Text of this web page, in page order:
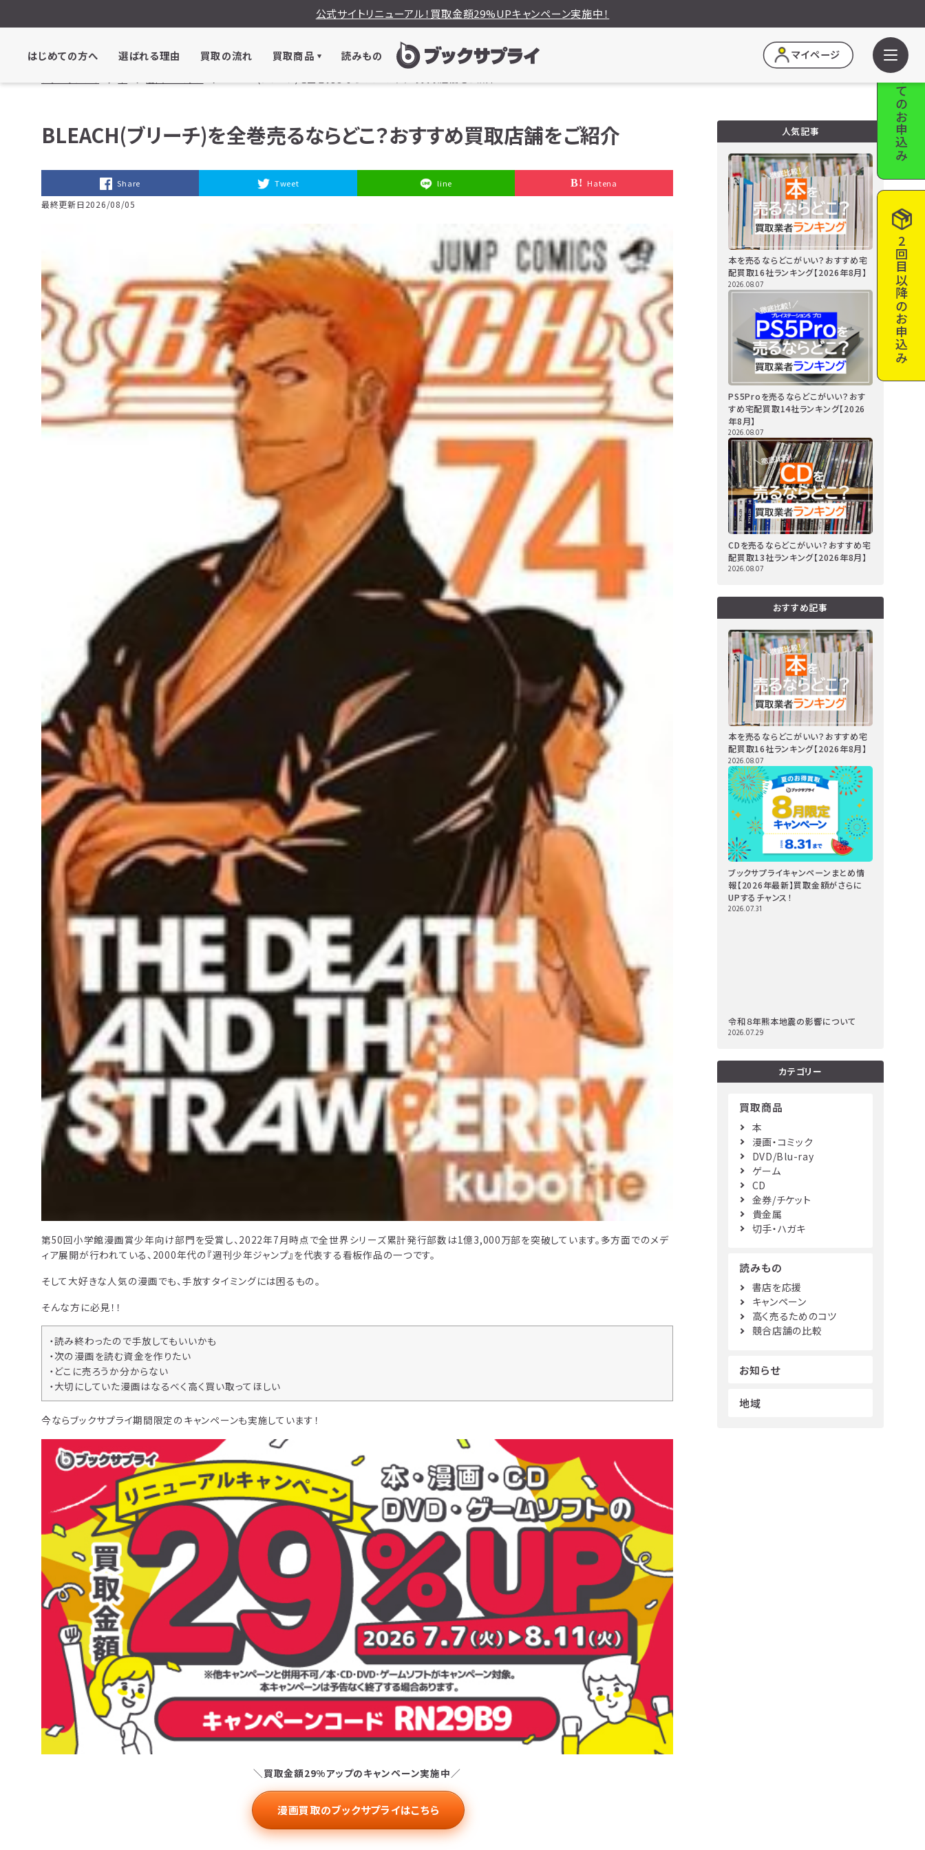
公式サイトリニューアル！買取金額29%UPキャンペーン実施中！
はじめての方へ 選ばれる理由 買取の流れ 買取商品 読みもの マイページ はじめての
お申込み
2回目以降の
お申込み
BLEACH(ブリーチ)を全巻売るならどこ？おすすめ買取店舗をご紹介
Share Tweet line Hatena
最終更新日2026/08/05
第50回小学館漫画賞少年向け部門を受賞し、2022年7月時点で全世界シリーズ累計発行部数は1億3,000万部を突破しています。多方面でのメデ
ィア展開が行われている、2000年代の『週刊少年ジャンプ』を代表する看板作品の一つです。
そして大好きな人気の漫画でも、手放すタイミングには困るもの。
そんな方に必見！！
・読み終わったので手放してもいいかも
・次の漫画を読む資金を作りたい
・どこに売ろうか分からない
・大切にしていた漫画はなるべく高く買い取ってほしい
今ならブックサプライ期間限定のキャンペーンも実施しています！
＼買取金額29%アップのキャンペーン実施中／
漫画買取のブックサプライはこちら
人気記事
本を売るならどこがいい？おすすめ宅
配買取16社ランキング【2026年8月】
2026.08.07
PS5Proを売るならどこがいい？おす
すめ宅配買取14社ランキング【2026
年8月】
2026.08.07
CDを売るならどこがいい？おすすめ宅
配買取13社ランキング【2026年8月】
2026.08.07
おすすめ記事
本を売るならどこがいい？おすすめ宅
配買取16社ランキング【2026年8月】
2026.08.07
ブックサプライキャンペーンまとめ情
報【2026年最新】買取金額がさらに
UPするチャンス！
2026.07.31
令和８年熊本地震の影響について
2026.07.29
カテゴリー
買取商品
本
漫画・コミック
DVD/Blu-ray
ゲーム
CD
金券/チケット
貴金属
切手・ハガキ
読みもの
書店を応援
キャンペーン
高く売るためのコツ
競合店舗の比較
お知らせ
地域